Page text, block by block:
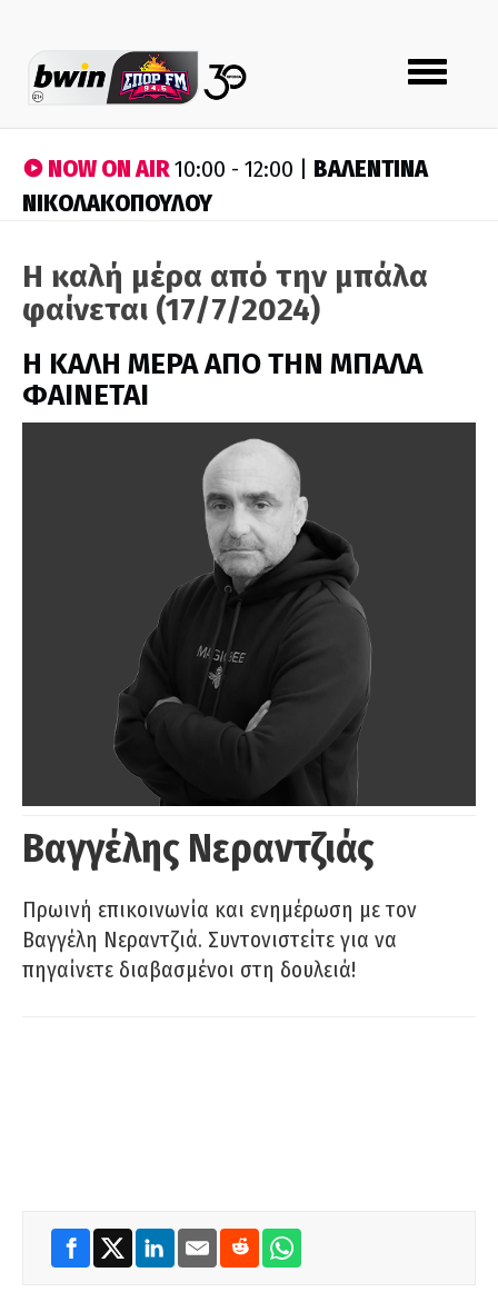
Toggle
navigation
NOW ON AIR10:00 - 12:00 | ΒΑΛΕΝΤΙΝΑ
ΝΙΚΟΛΑΚΟΠΟΥΛΟΥ
Η καλή μέρα από την μπάλα
φαίνεται (17/7/2024)
H ΚΑΛΗ ΜΕΡΑ ΑΠΟ ΤΗΝ ΜΠΑΛΑ
ΦΑΙΝΕΤΑΙ
Βαγγέλης Νεραντζιάς
Πρωινή επικοινωνία και ενημέρωση με τον
Βαγγέλη Νεραντζιά. Συντονιστείτε για να
πηγαίνετε διαβασμένοι στη δουλειά!